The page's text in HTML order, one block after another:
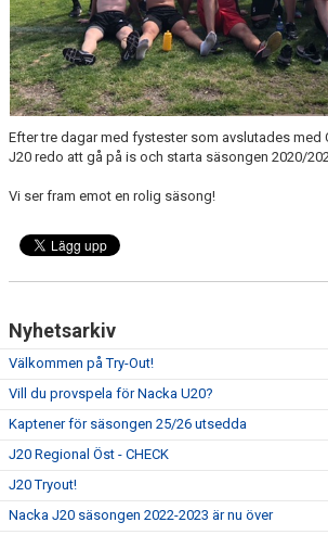
MATCHER
BÅSGRUPPER
LAGSPONSORER
Efter tre dagar med fystester som avslutades med
J20 redo att gå på is och starta säsongen 2020/
Vi ser fram emot en rolig säsong!
Nyhetsarkiv
Välkommen på Try-Out!
Vill du provspela för Nacka U20?
Kaptener för säsongen 25/26 utsedda
J20 Regional Öst - CHECK
J20 Tryout!
Nacka J20 säsongen 2022-2023 är nu över